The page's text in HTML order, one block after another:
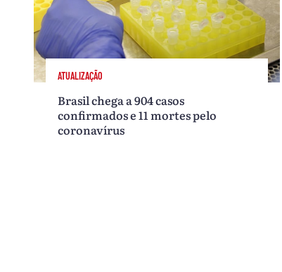
ATUALIZAÇÃO
Brasil chega a 904 casos
confirmados e 11 mortes pelo
coronavírus